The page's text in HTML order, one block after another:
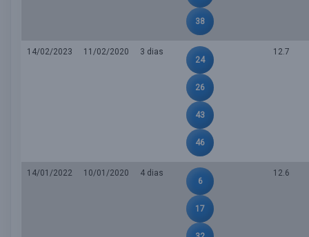
38
14/02/2023 11/02/2020
3 dias
24
26
43
46
12.7
14/01/2022 10/01/2020
4 dias
6
17
12.6